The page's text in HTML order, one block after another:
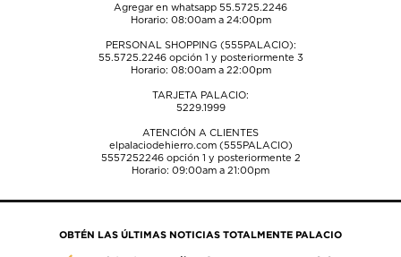
Agregar en whatsapp 55.5725.2246
Horario: 08:00am a 24:00pm
PERSONAL SHOPPING (555PALACIO):
55.5725.2246opción 1 y posteriormente 3
Horario: 08:00am a 22:00pm
TARJETA PALACIO:
5229.1999
ATENCIÓN A CLIENTES
elpalaciodehierro.com (555PALACIO)
5557252246opción 1 y posteriormente 2
Horario: 09:00am a 21:00pm
OBTÉN LAS ÚLTIMAS NOTICIAS TOTALMENTE PALACIO